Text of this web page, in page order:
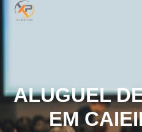
ALUGUEL
EM